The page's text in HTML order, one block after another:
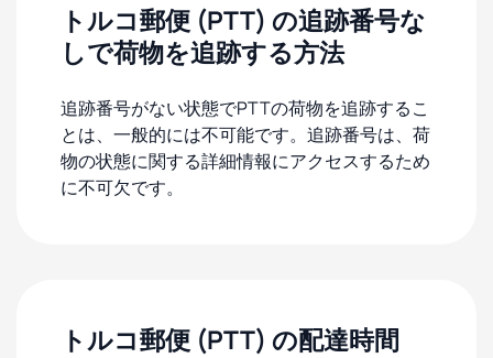
トルコ郵便 (PTT) の追跡番号な
しで荷物を追跡する方法
追跡番号がない状態でPTTの荷物を追跡するこ
とは、一般的には不可能です。追跡番号は、荷
物の状態に関する詳細情報にアクセスするため
に不可欠です。
トルコ郵便 (PTT) の配達時間